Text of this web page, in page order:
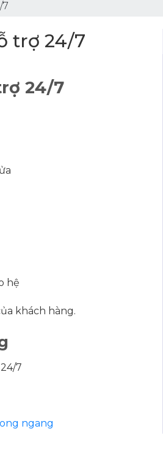
trợ 24/7
24/7
hệ
khách hàng.
7
ngang